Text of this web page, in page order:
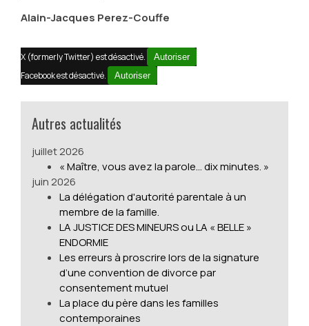
Alain-Jacques Perez-Couffe
X (formerly Twitter) est désactivé. Autoriser
Facebook est désactivé. Autoriser
Autres actualités
juillet 2026
« Maître, vous avez la parole… dix minutes. »
juin 2026
La délégation d'autorité parentale à un
membre de la famille.
LA JUSTICE DES MINEURS ou LA « BELLE »
ENDORMIE
Les erreurs à proscrire lors de la signature
d’une convention de divorce par
consentement mutuel
La place du père dans les familles
contemporaines